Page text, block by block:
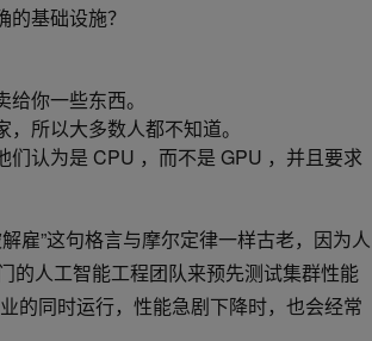
基础设施？
你一些东西。
所以大多数人都不知道。
认为是 CPU ，而不是 GPU ，并且要求
雇”这句格言与摩尔定律一样古老，因为人
的人工智能工程团队来预先测试集群性能
的同时运行，性能急剧下降时，也会经常